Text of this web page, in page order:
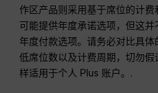
作区产品则采用基于席位的计
可能提供年度承诺选项，但这
年度付款选项。请务必对比具
低席位数以及计费周期，切勿
样适用于个人 Plus 账户。.